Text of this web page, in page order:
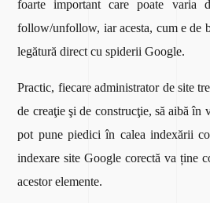
foarte important care poate varia
follow/unfollow, iar acesta, cum e de
legătură direct cu spiderii Google.
Practic, fiecare administrator de site
de creaţie şi de construcţie, să aibă în
pot pune piedici în calea indexării
indexare site Google corectă va ține
acestor elemente.